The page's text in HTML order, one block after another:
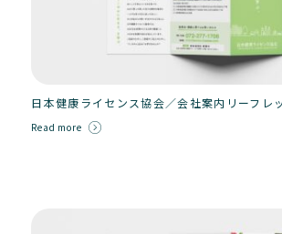
日本健康ライセンス協会／会社案内リーフレ
Read more